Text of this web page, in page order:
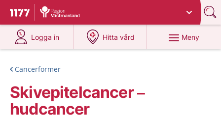
Till startsidan för 1177
Du har valt region
Logga in
på 1177.se
Hitta vård
på 1177.se
Meny
Cancerformer
Skivepitelcancer –
hudcancer